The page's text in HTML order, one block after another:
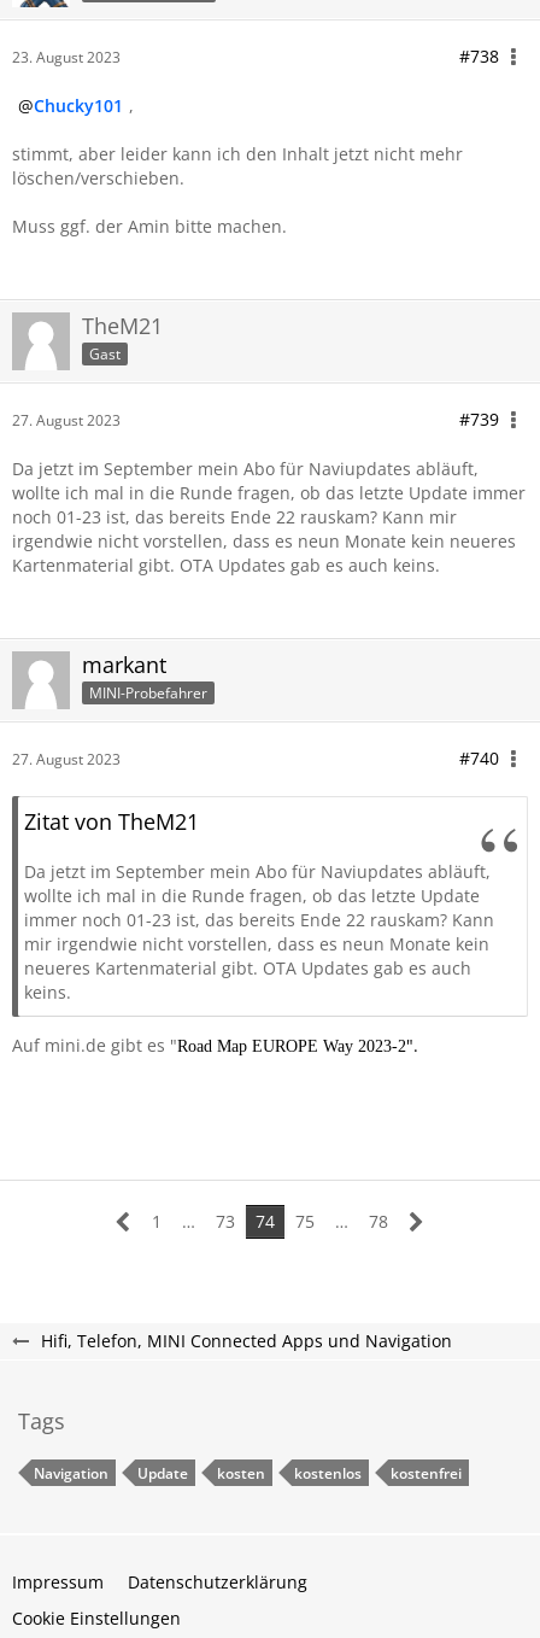
23. August 2023 #738
Chucky101 ,
stimmt, aber leider kann ich den Inhalt jetzt nicht mehr
löschen/verschieben.
Muss ggf. der Amin bitte machen.
TheM21
Gast
27. August 2023 #739
Da jetzt im September mein Abo für Naviupdates abläuft,
wollte ich mal in die Runde fragen, ob das letzte Update immer
noch 01-23 ist, das bereits Ende 22 rauskam? Kann mir
irgendwie nicht vorstellen, dass es neun Monate kein neueres
Kartenmaterial gibt. OTA Updates gab es auch keins.
markant
MINI-Probefahrer
27. August 2023 #740
Zitat von TheM21
Da jetzt im September mein Abo für Naviupdates abläuft,
wollte ich mal in die Runde fragen, ob das letzte Update
immer noch 01-23 ist, das bereits Ende 22 rauskam? Kann
mir irgendwie nicht vorstellen, dass es neun Monate kein
neueres Kartenmaterial gibt. OTA Updates gab es auch
keins.
Auf mini.de gibt es "Road Map EUROPE Way 2023-2".
1 … 73 74 75 … 78
Hifi, Telefon, MINI Connected Apps und Navigation
Tags
Navigation Update kosten kostenlos kostenfrei
Impressum
Datenschutzerklärung
Cookie Einstellungen